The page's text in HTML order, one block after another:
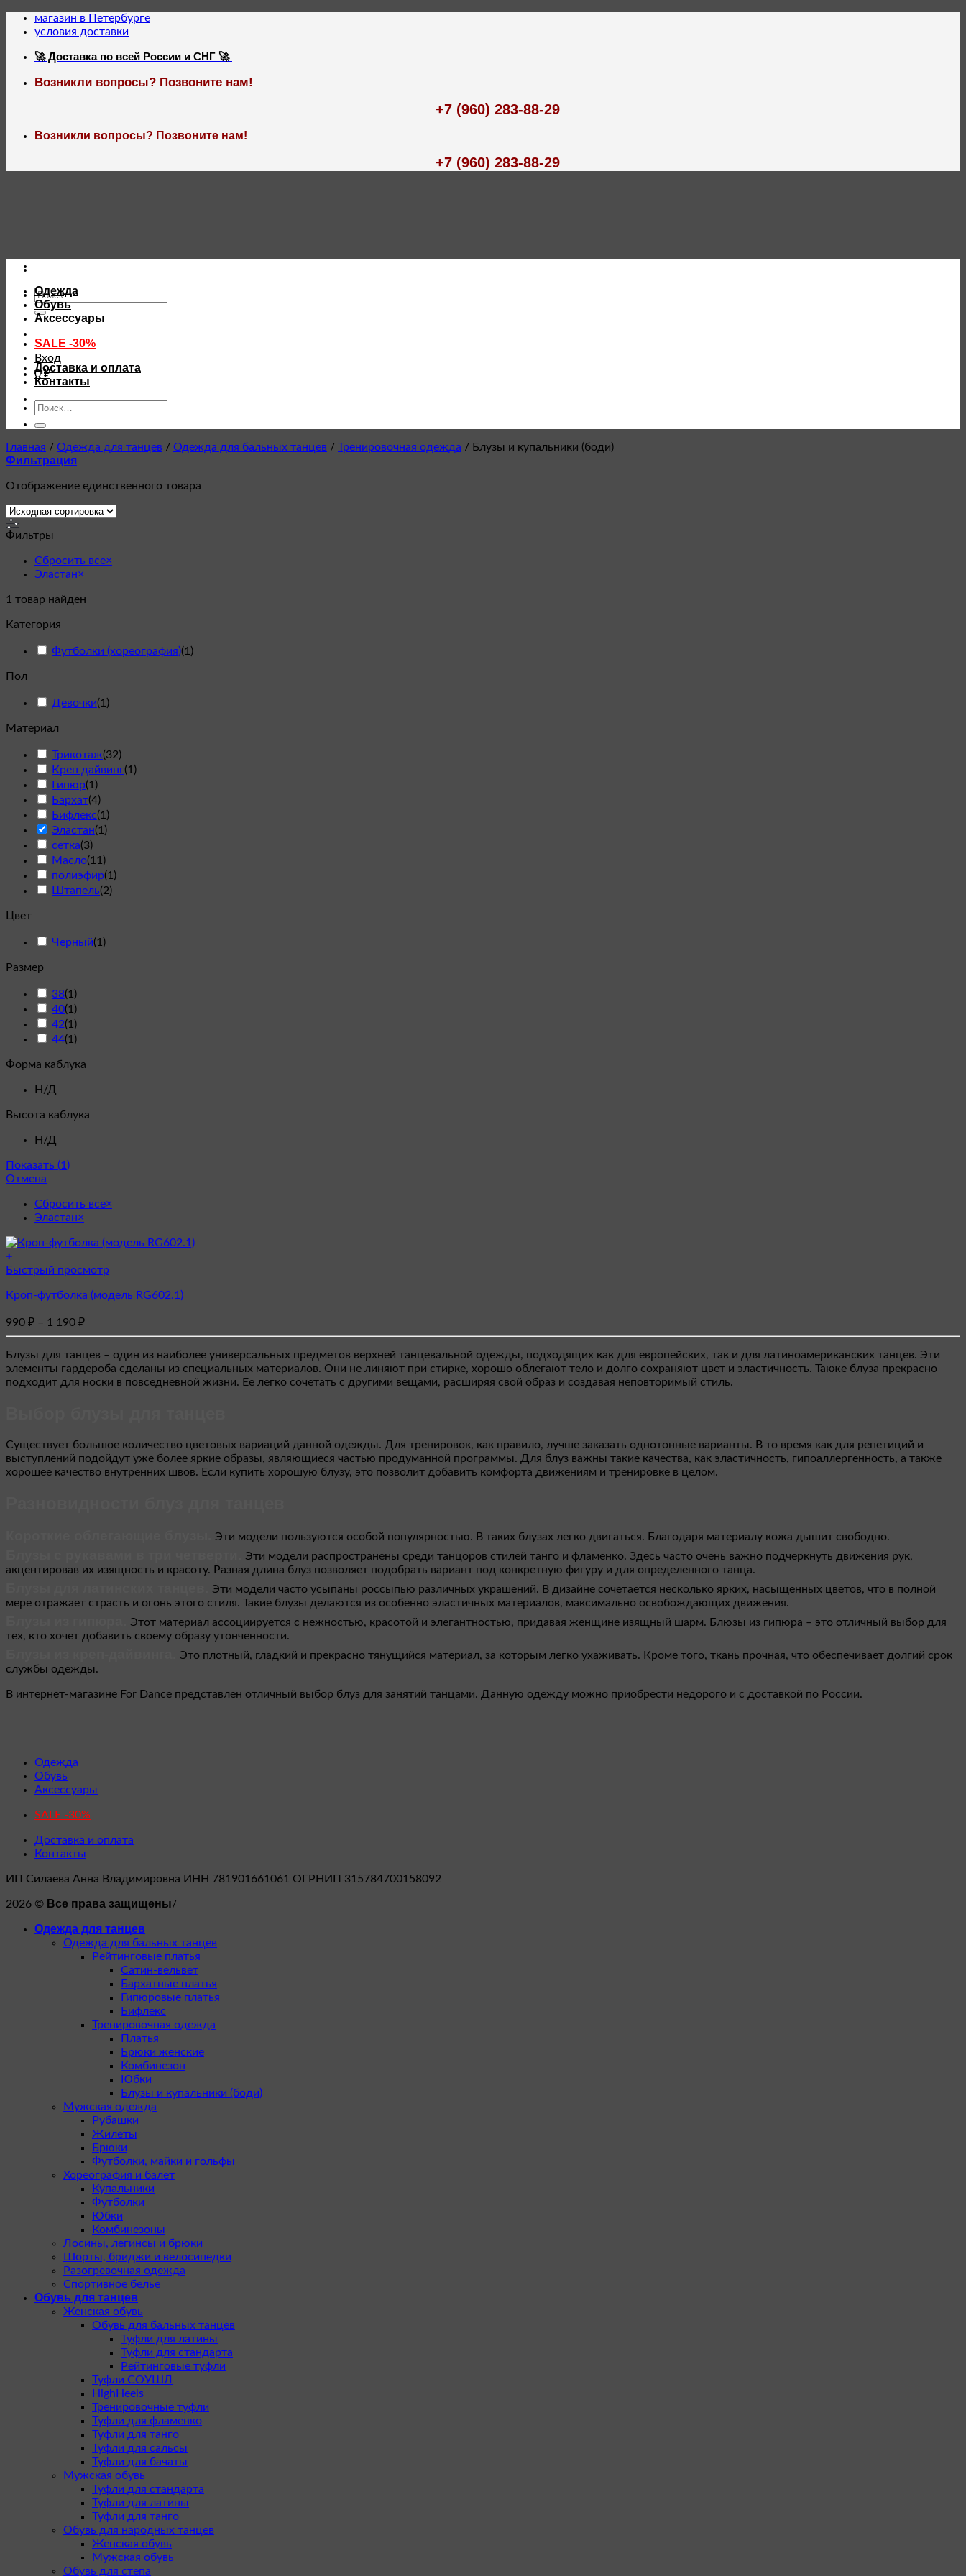
Skip
магазин в Петербурге
условия доставки
🚀 Доставка по всей России и СНГ 🚀
Возникли вопросы? Позвоните нам!
+7 (960) 283-88-29
Возникли вопросы? Позвоните нам!
+7 (960) 283-88-29
Искать:
Вход
0₽
Одежда
Обувь
Аксессуары
SALE -30%
Доставка и оплата
Контакты
Искать:
Главная / Одежда для танцев / Одежда для бальных танцев / Тренировочная одежда / Блузы и купальники (боди)
Фильтрация
Отображение единственного товара
Фильтры
Сбросить все×
Эластан×
1 товар найден
Категория
Футболки (хореография)(1 )
Пол
Девочки(1 )
Материал
Трикотаж(32)
Креп дайвинг(1 )
Гипюр(1 )
Бархат(4)
Бифлекс(1 )
Эластан(1 )
сетка(3)
Масло(11 )
полиэфир(1 )
Штапель(2)
Цвет
Черный(1 )
Размер
38(1 )
40(1 )
42(1 )
44(1 )
Форма каблука
Н/Д
Высота каблука
Н/Д
Показать (1 )
Отмена
Сбросить все×
Эластан×
+
Этот
имеет
вариаций.
Опции
можно
выбрать
на
Быстрый просмотр
Кроп-футболка (модель RG602.1)
990 ₽ – 1 190 ₽Диапазон
цен:
–
1
Блузы для танцев – один из наиболее универсальных предметов верхней танцевальной одежды, подходящих как для европейских, так и для латиноамериканских танцев. Эти
элементы гардероба сделаны из специальных материалов. Они не линяют при стирке, хорошо облегают тело и долго сохраняют цвет и эластичность. Также блуза прекрасно
подходит для носки в повседневной жизни. Ее легко сочетать с другими вещами, расширяя свой образ и создавая неповторимый стиль.
Существует большое количество цветовых вариаций данной одежды. Для тренировок, как правило, лучше заказать однотонные варианты. В то время как для репетиций и
выступлений подойдут уже более яркие образы, являющиеся частью продуманной программы. Для блуз важны такие качества, как эластичность, гипоаллергенность, а также
хорошее качество внутренних швов. Если купить хорошую блузу, это позволит добавить комфорта движениям и тренировке в целом.
Эти модели пользуются особой популярностью. В таких блузах легко двигаться. Благодаря материалу кожа дышит свободно.
Эти модели распространены среди танцоров стилей танго и фламенко. Здесь часто очень важно подчеркнуть движения рук,
акцентировав их изящность и красоту. Разная длина блуз позволяет подобрать вариант под конкретную фигуру и для определенного танца.
Эти модели часто усыпаны россыпью различных украшений. В дизайне сочетается несколько ярких, насыщенных цветов, что в полной
мере отражает страсть и огонь этого стиля. Такие блузы делаются из особенно эластичных материалов, максимально освобождающих движения.
Этот материал ассоциируется с нежностью, красотой и элегантностью, придавая женщине изящный шарм. Блюзы из гипюра – это отличный выбор для
тех, кто хочет добавить своему образу утонченности.
Это плотный, гладкий и прекрасно тянущийся материал, за которым легко ухаживать. Кроме того, ткань прочная, что обеспечивает долгий срок
службы одежды.
В интернет-магазине For Dance представлен отличный выбор блуз для занятий танцами. Данную одежду можно приобрести недорого и с доставкой по России.
Одежда
Обувь
Аксессуары
SALE -30%
Доставка и оплата
Контакты
ИП Силаева Анна Владимировна ИНН 781901661061 ОГРНИП 315784700158092
2026 © Все права защищены/
Одежда для танцев
Одежда для бальных танцев
Рейтинговые платья
Сатин-вельвет
Бархатные платья
Гипюровые платья
Бифлекс
Тренировочная одежда
Платья
Брюки женские
Комбинезон
Юбки
Блузы и купальники (боди)
Мужская одежда
Рубашки
Жилеты
Брюки
Футболки, майки и гольфы
Хореография и балет
Купальники
Футболки
Юбки
Комбинезоны
Лосины, легинсы и брюки
Шорты, бриджи и велосипедки
Разогревочная одежда
Спортивное белье
Обувь для танцев
Женская обувь
Обувь для бальных танцев
Туфли для латины
Туфли для стандарта
Рейтинговые туфли
Туфли СОУШЛ
HighHeels
Тренировочные туфли
Туфли для фламенко
Туфли для танго
Туфли для сальсы
Туфли для бачаты
Мужская обувь
Туфли для стандарта
Туфли для латины
Туфли для танго
Обувь для народных танцев
Женская обувь
Мужская обувь
Обувь для степа